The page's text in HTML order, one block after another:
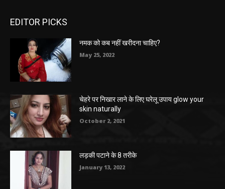
EDITOR PICKS
नमक को कब नहीं खरीदना चाहिए?
May 25, 2022
चेहरे पर निखार लाने के लिए घरेलू उपाय glow your
skin naturally
October 2, 2021
लड़की पटाने के 8 तरीके
January 13, 2022